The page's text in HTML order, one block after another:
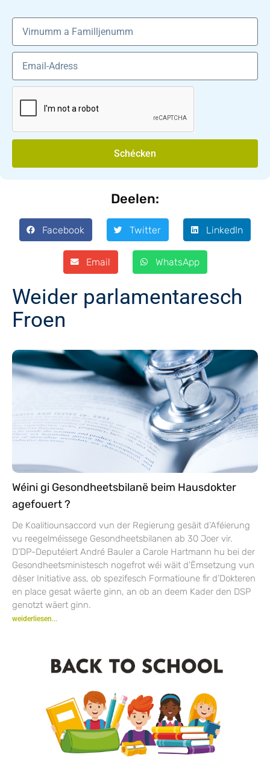
Schécken
Deelen:
Facebook Twitter LinkedIn
Email WhatsApp
Weider parlamentaresch
Froen
Wéini gi Gesondheetsbilanë beim Hausdokter
agefouert ?
De Koalitiounsaccord vun der Regierung gesäit d’Aféierung
vu reegelméissege Gesondheetsbilanen ab 30 Joer vir.
D’DP-Deputéiert André Bauler a Carole Hartmann hu bei der
Gesondheetsministesch nogefrot wéi wäit d’Ëmsetzung vun
dëser Initiative ass, ob spezifesch Formatioune fir d’Dokteren
en place gesat wäerte ginn, an ob an deem Kader den DSP
genotzt wäert ginn.
weiderliesen...